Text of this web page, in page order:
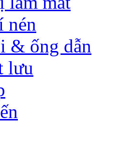
nén
& ống dẫn
lưu